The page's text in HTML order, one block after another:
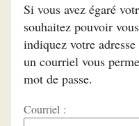
Si vous avez égaré
souhaitez pouvoir
indiquez votre
un courriel vous
mot de passe.
Courriel :